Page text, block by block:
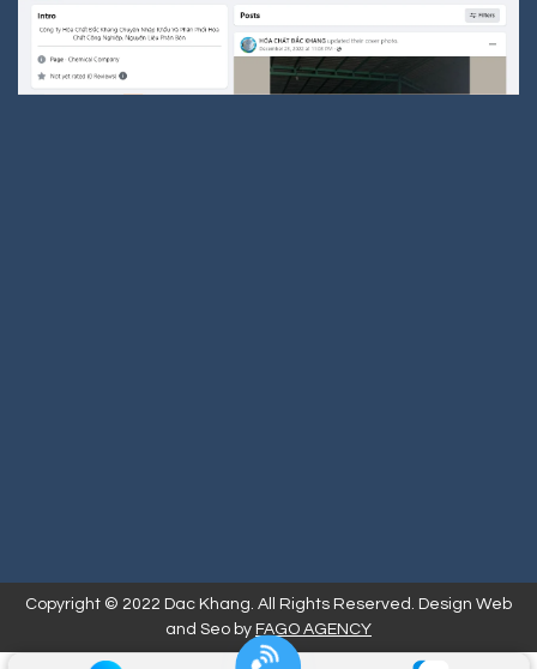
Copyright © 2022 Dac Khang. All Rights Reserved. Design Web
and Seo by FAGO AGENCY